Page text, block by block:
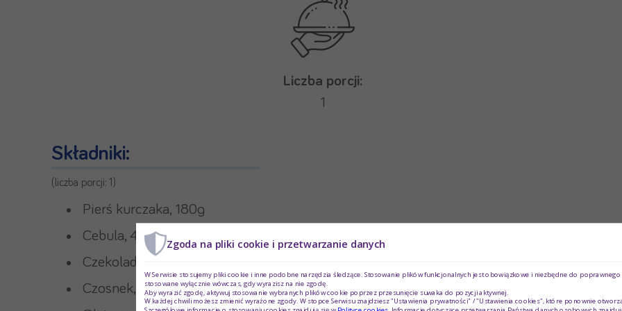
Liczba porcji:
1
Składniki:
(liczba porcji: 1)
Pierś kurczaka, 180g
Cebula, 40g (połowa małej szt.)
Czekolada gorzka, 20g
Czosnek, 2 ząbki
Zgoda na pliki cookie i przetwarzanie danych
W Serwisie stosujemy pliki cookie i inne podobne narzędzia śledzące. Stosowanie plików funkcjonalnych jest obowiązkowe i niezbędne do poprawnego
stosowane wyłącznie wówczas, gdy wyrazisz na nie zgodę.
Aby wyrazić zgodę, aktywuj stosowanie wybranych plików cookie poprzez przesunięcie suwaka do pozycji aktywnej.
W każdej chwili możesz zmienić wyrażone zgody. W stopce Serwisu znajdziesz "Ustawienia prywatności" / "Ustawienia cookies", które ponownie